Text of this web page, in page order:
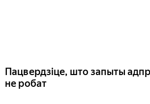
Пацвердзіце, што запыты
не робат